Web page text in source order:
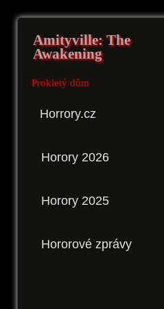
Amityville: The
Awakening
Prokletý dům
Horrory.cz
Horory 2026
Horory 2025
Hororové zprávy